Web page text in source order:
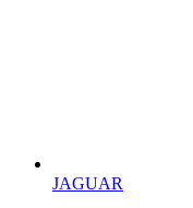
JAGUAR